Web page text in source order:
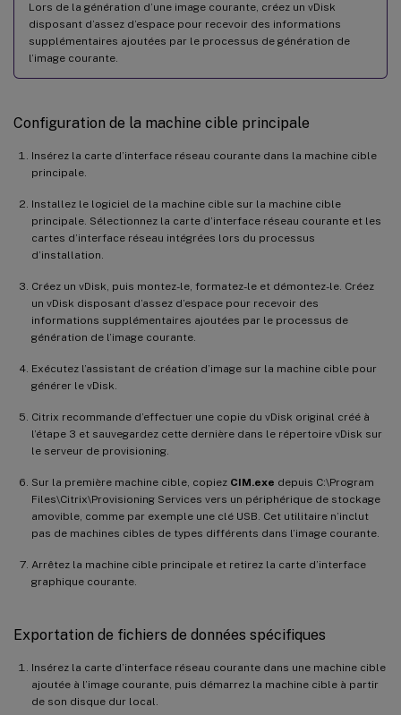
Lors de la génération d’une image courante, créez un vDisk
disposant d’assez d’espace pour recevoir des informations
supplémentaires ajoutées par le processus de génération de
l’image courante.
Configuration de la machine cible principale
Insérez la carte d’interface réseau courante dans la machine cible
principale.
Installez le logiciel de la machine cible sur la machine cible
principale. Sélectionnez la carte d’interface réseau courante et les
cartes d’interface réseau intégrées lors du processus
d’installation.
Créez un vDisk, puis montez-le, formatez-le et démontez-le. Créez
un vDisk disposant d’assez d’espace pour recevoir des
informations supplémentaires ajoutées par le processus de
génération de l’image courante.
Exécutez l’assistant de création d’image sur la machine cible pour
générer le vDisk.
Citrix recommande d’effectuer une copie du vDisk original créé à
l’étape 3 et sauvegardez cette dernière dans le répertoire vDisk sur
le serveur de provisioning.
Sur la première machine cible, copiez CIM.exe depuis C:\Program
Files\Citrix\Provisioning Services vers un périphérique de stockage
amovible, comme par exemple une clé USB. Cet utilitaire n’inclut
pas de machines cibles de types différents dans l’image courante.
Arrêtez la machine cible principale et retirez la carte d’interface
graphique courante.
Exportation de fichiers de données spécifiques
Insérez la carte d’interface réseau courante dans une machine cible
ajoutée à l’image courante, puis démarrez la machine cible à partir
de son disque dur local.